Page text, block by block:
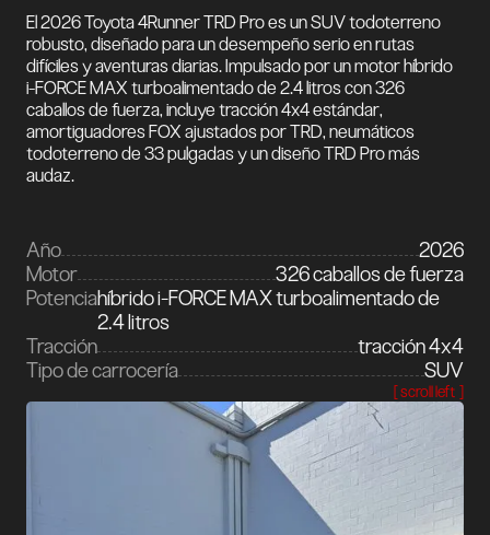
[ scroll left ]
El 2026 Toyota 4Runner TRD Pro es un SUV todoterreno
robusto, diseñado para un desempeño serio en rutas
difíciles y aventuras diarias. Impulsado por un motor híbrido
i-FORCE MAX turboalimentado de 2.4 litros con 326
caballos de fuerza, incluye tracción 4x4 estándar,
amortiguadores FOX ajustados por TRD, neumáticos
todoterreno de 33 pulgadas y un diseño TRD Pro más
audaz.
Año
2026
Motor
326 caballos de fuerza
Potenciahíbrido i-FORCE MAX turboalimentado de
2.4 litros
Tracción
tracción 4x4
Tipo de carrocería
SUV